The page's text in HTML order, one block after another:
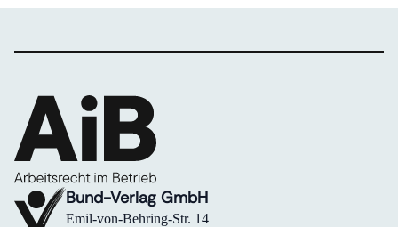
Bund-Verlag GmbH
Emil-von-Behring-Str. 14